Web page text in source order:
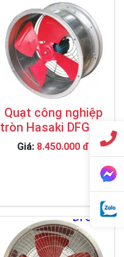
Quạt công nghiệp
tròn Hasaki DFG 70
Giá: 8.450.000 đ